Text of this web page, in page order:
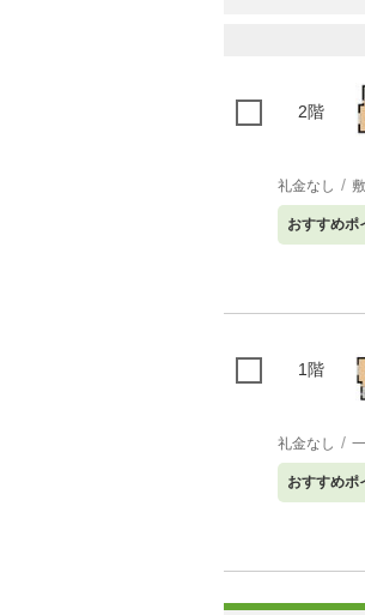
2階
礼金なし
おすすめポ
1階
礼金なし
おすすめポ